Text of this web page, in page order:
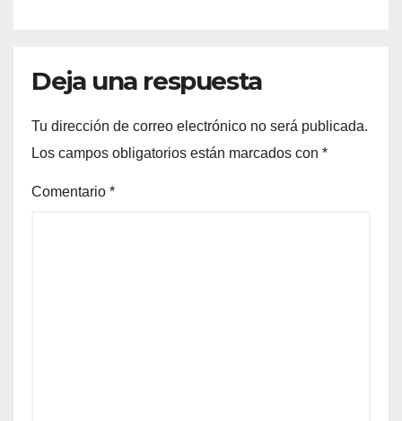
fiscal 2025
Deja una respuesta
Tu dirección de correo electrónico no será publicada.
Los campos obligatorios están marcados con *
Comentario *